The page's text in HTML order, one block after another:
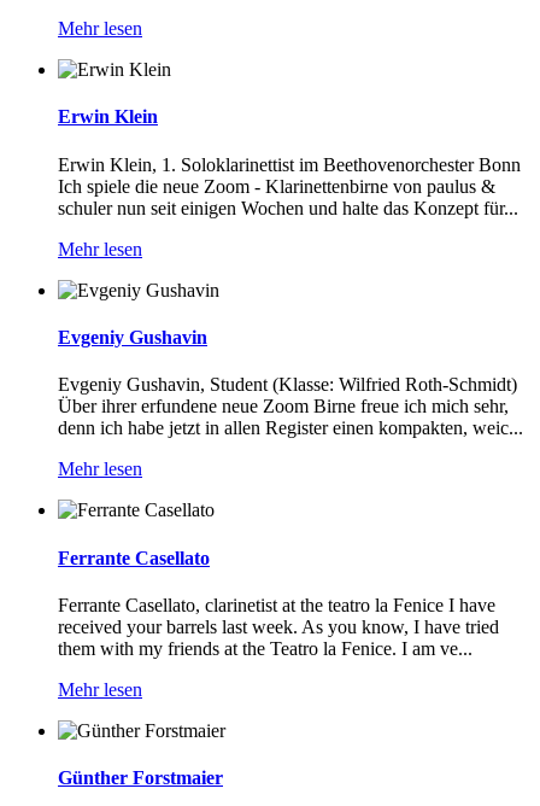
Mehr lesen
Erwin Klein
Erwin Klein, 1. Soloklarinettist im Beethovenorchester Bonn
Ich spiele die neue Zoom - Klarinettenbirne von paulus &
schuler nun seit einigen Wochen und halte das Konzept für...
Mehr lesen
Evgeniy Gushavin
Evgeniy Gushavin, Student (Klasse: Wilfried Roth-Schmidt)
Über ihrer erfundene neue Zoom Birne freue ich mich sehr,
denn ich habe jetzt in allen Register einen kompakten, weic...
Mehr lesen
Ferrante Casellato
Ferrante Casellato, clarinetist at the teatro la Fenice I have
received your barrels last week. As you know, I have tried
them with my friends at the Teatro la Fenice. I am ve...
Mehr lesen
Günther Forstmaier